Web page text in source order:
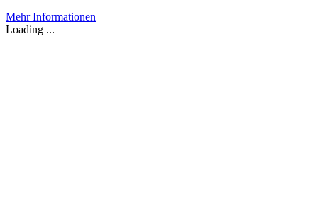
Mehr Informationen
Loading ...